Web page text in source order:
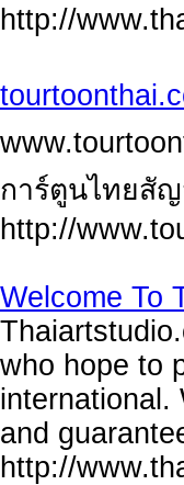
http://
การ์ตูนไทยสัญ
http://
Welcome To
who hope to
international.
and
http://